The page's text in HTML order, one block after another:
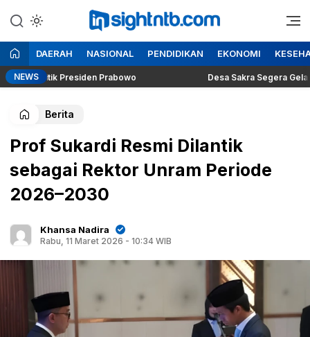
ke
konten
Insight NTB
Berita Seputar NTB
DAERAH NASIONAL PENDIDIKAN EKONOMI
NEWS
Politik Presiden Prabowo Desa Sakra Segera Gelar
Berita
Prof Sukardi Resmi Dilantik
sebagai Rektor Unram Periode
2026–2030
Khansa Nadira
Rabu, 11 Maret 2026 - 10:34 WIB